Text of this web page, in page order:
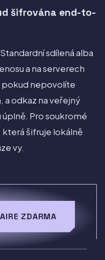
šifrována end-to-
sdílená alba
a na serverech
pokud nepovolíte
odkaz na veřejný
Pro soukromé
šifruje lokálně
vy.
ZDARMA